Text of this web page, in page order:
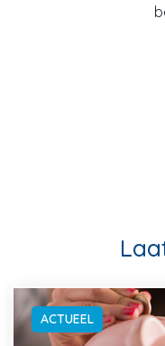
ACTUEEL